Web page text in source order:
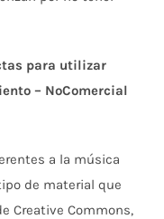
para utilizar
– NoComercial
a la música
de material que
Creative Commons,